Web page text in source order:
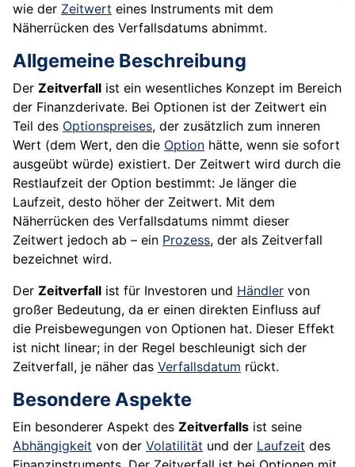
wie der Zeitwert eines Instruments mit dem
Näherrücken des Verfallsdatums abnimmt.
Allgemeine Beschreibung
Der Zeitverfall ist ein wesentliches Konzept im Bereich
der Finanzderivate. Bei Optionen ist der Zeitwert ein
Teil des Optionspreises, der zusätzlich zum inneren
Wert (dem Wert, den die Option hätte, wenn sie sofort
ausgeübt würde) existiert. Der Zeitwert wird durch die
Restlaufzeit der Option bestimmt: Je länger die
Laufzeit, desto höher der Zeitwert. Mit dem
Näherrücken des Verfallsdatums nimmt dieser
Zeitwert jedoch ab – ein Prozess, der als Zeitverfall
bezeichnet wird.
Der Zeitverfall ist für Investoren und Händler von
großer Bedeutung, da er einen direkten Einfluss auf
die Preisbewegungen von Optionen hat. Dieser Effekt
ist nicht linear; in der Regel beschleunigt sich der
Zeitverfall, je näher das Verfallsdatum rückt.
Besondere Aspekte
Ein besonderer Aspekt des Zeitverfalls ist seine
Abhängigkeit von der Volatilität und der Laufzeit des